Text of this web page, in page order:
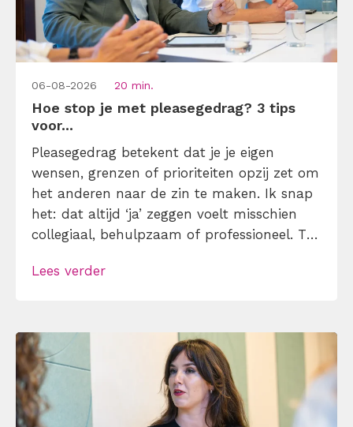
06-08-2026 20 min.
Hoe stop je met pleasegedrag? 3 tips
voor...
Pleasegedrag betekent dat je je eigen
wensen, grenzen of prioriteiten opzij zet om
het anderen naar de zin te maken. Ik snap
het: dat altijd ‘ja’ zeggen voelt misschien
collegiaal, behulpzaam of professioneel. Tot
andermans prioriteiten en je eigen werk
[…]
Lees verder